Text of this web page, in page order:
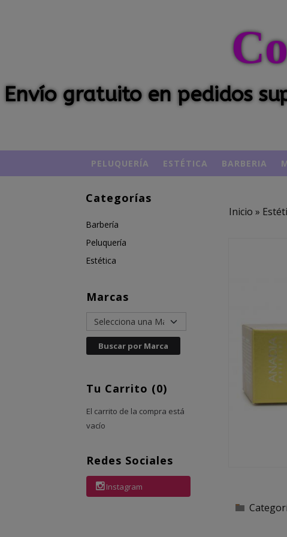
Envío gratuito en pedidos
PELUQUERÍA ESTÉTICA BARBERIA
Categorías
Barbería
Peluquería
Estética
Marcas
Tu Carrito (0)
El carrito de la compra está
vacío
Redes Sociales
Instagram
Inicio »